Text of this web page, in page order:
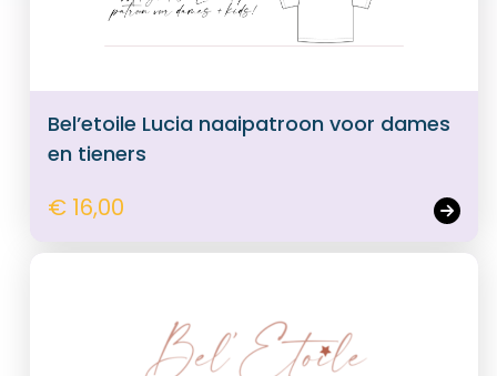
Bel’etoile Lucia naaipatroon voor dames
en tieners
€ 16,00